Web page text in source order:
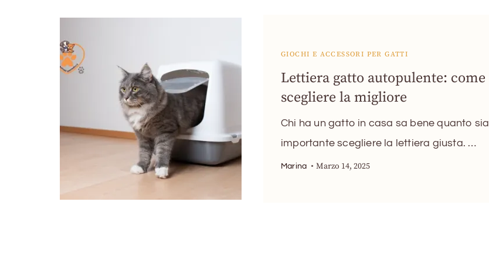
GIOCHI E ACCESSORI PER GATTI
Lettiera gatto autopulente: come
scegliere la migliore
Chi ha un gatto in casa sa bene quanto sia
importante scegliere la lettiera giusta. …
Marina Marzo 14, 2025